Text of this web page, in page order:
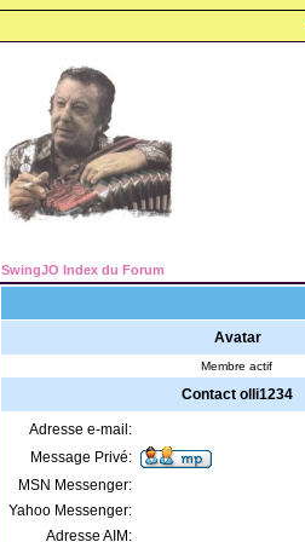
SwingJO Index du Forum
Avatar
Membre actif
Contact olli1234
Adresse e-mail:
Message Privé:
MSN Messenger:
Yahoo Messenger:
Adresse AIM: